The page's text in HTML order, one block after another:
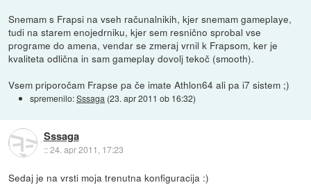
Snemam s Frapsi na vseh računalnikih, kjer snemam gameplaye,
tudi na starem enojedrniku, kjer sem resnično sprobal vse
programe do amena, vendar se zmeraj vrnil k Frapsom, ker je
kvaliteta odlična in sam gameplay dovolj tekoč (smooth).
Vsem priporočam Frapse pa če imate Athlon64 ali pa i7 sistem ;)
spremenilo:Sssaga (23. apr 2011 ob 16:32)
Sssaga
::24. apr 2011, 17:23
Sedaj je na vrsti moja trenutna konfiguracija :)